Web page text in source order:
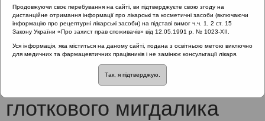
Особливості втручань при гіпертрофії глоткового мигдалика
Особливості втручань
при гіпертрофії
глоткового мигдалика
Продовжуючи своє перебування на сайті, ви підтверджуєте свою згоду на
дистанційне отримання інформації про лікарські та косметичні засоби (включаючи
інформацію про рецептурні лікарські засоби) на підставі вимог ч.ч. 1, 2 ст. 15
Закону України «Про захист прав споживачів» від 12.05.1991 р. № 1023-XII.
Уся інформація, яка міститься на даному сайті, подана з освітньою метою виключно
для медичних та фармацевтичних працівників і не замінює консультації лікаря.
Так, я підтверджую.